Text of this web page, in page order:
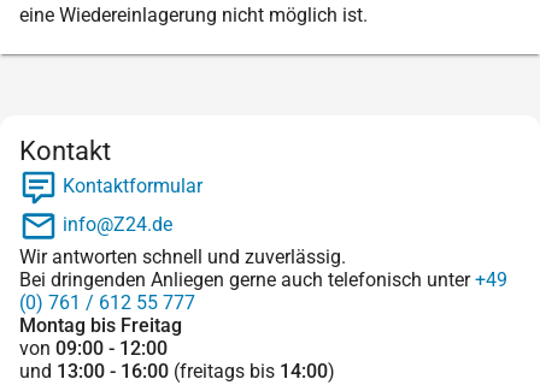
eine Wiedereinlagerung nicht möglich ist.
Kontakt
Kontaktformular
info@Z24.de
Wir antworten schnell und zuverlässig.
Bei dringenden Anliegen gerne auch telefonisch unter+49
(0) 761 / 612 55 777
Montag bis Freitag
von 09:00 - 12:00
und 13:00 - 16:00 (freitags bis 14:00)